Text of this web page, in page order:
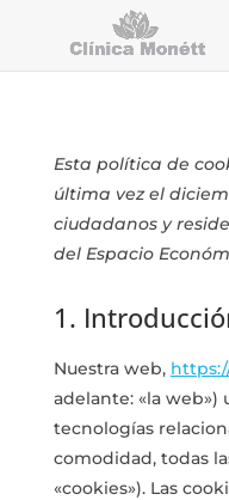
Esta política de
última vez el
ciudadanos y
del Espacio
1.
Nuestra web,
adelante: «la web»)
tecnologías
comodidad, todas
«cookies»). Las